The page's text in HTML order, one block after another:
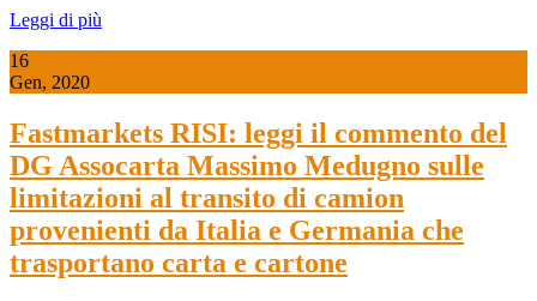
Leggi di più
16
Gen, 2020
Fastmarkets RISI: leggi il commento del
DG Assocarta Massimo Medugno sulle
limitazioni al transito di camion
provenienti da Italia e Germania che
trasportano carta e cartone